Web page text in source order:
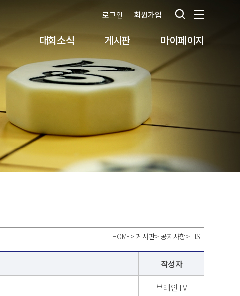
로그인 회원가입
대회소식 게시판 마이페이지
HOME> 게시판> 공지사항> LIST
작성자
브레인TV